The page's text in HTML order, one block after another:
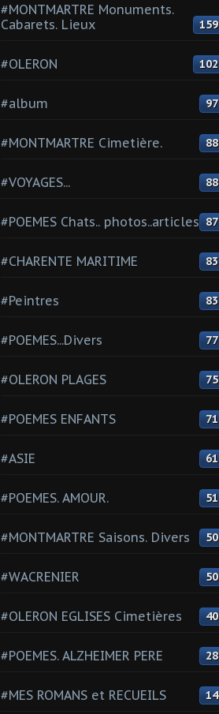
#MONTMARTRE Monuments.
Cabarets. Lieux
159
#OLERON 102
#album 97
#MONTMARTRE Cimetière. 88
#VOYAGES... 88
#POEMES Chats.. photos..articles 87
#CHARENTE MARITIME 83
#Peintres 83
#POEMES...Divers 77
#OLERON PLAGES 75
#POEMES ENFANTS 71
#ASIE 61
#POEMES. AMOUR. 51
#MONTMARTRE Saisons. Divers 50
#WACRENIER 50
#OLERON EGLISES Cimetières 40
#POEMES. ALZHEIMER PERE 28
#MES ROMANS et RECUEILS 14